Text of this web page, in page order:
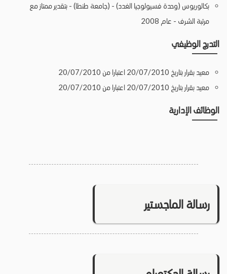
بكالوريوس (وحدة فسيولوجيا الغدد) - (جامعة طنطا) - بتقدير ممتاز مع
مرتبة الشرف - عام 2008
التدرج الوظيفي
معيد بقرار بتاريخ 20/07/2010 اعتبارا من 20/07/2010
معيد بقرار بتاريخ 20/07/2010 اعتبارا من 20/07/2010
الوظائف الإدارية
رسالة الماجستير